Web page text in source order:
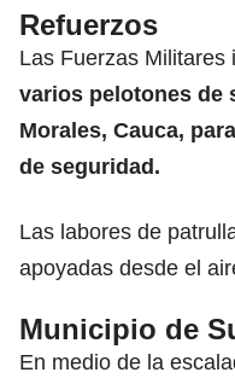
Refuerzos
Las Fuerzas Militares
varios pelotones de
Morales, Cauca,
de seguridad.
Las labores de
apoyadas desde el
Municipio de
En medio de la